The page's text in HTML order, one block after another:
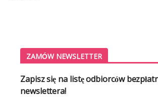
ZAMÓW NEWSLETTER
Zapisz się na listę odbiorców
newslettera!